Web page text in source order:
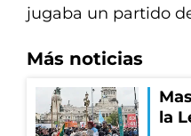
jugaba un partido
Más noticias
la